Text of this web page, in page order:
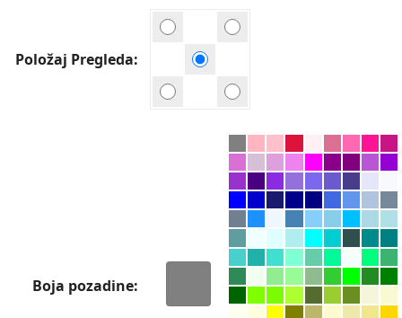
Položaj Pregleda
Boja pozadine